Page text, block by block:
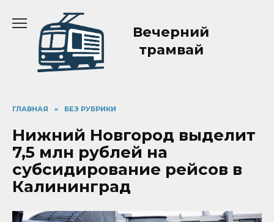
содержанию
Вечерний
трамвай
ГЛАВНАЯ » БЕЗ РУБРИКИ
Нижний Новгород выделит
7,5 млн рублей на
субсидирование рейсов в
Калининград